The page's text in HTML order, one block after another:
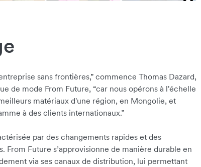
sans frontières,” commence Thomas Dazard,
de mode From Future, “car nous opérons à l'échelle
matériaux d'une région, en Mongolie, et
à des clients internationaux.”
par des changements rapides et des
From Future s’approvisionne de manière durable en
via ses canaux de distribution, lui permettant